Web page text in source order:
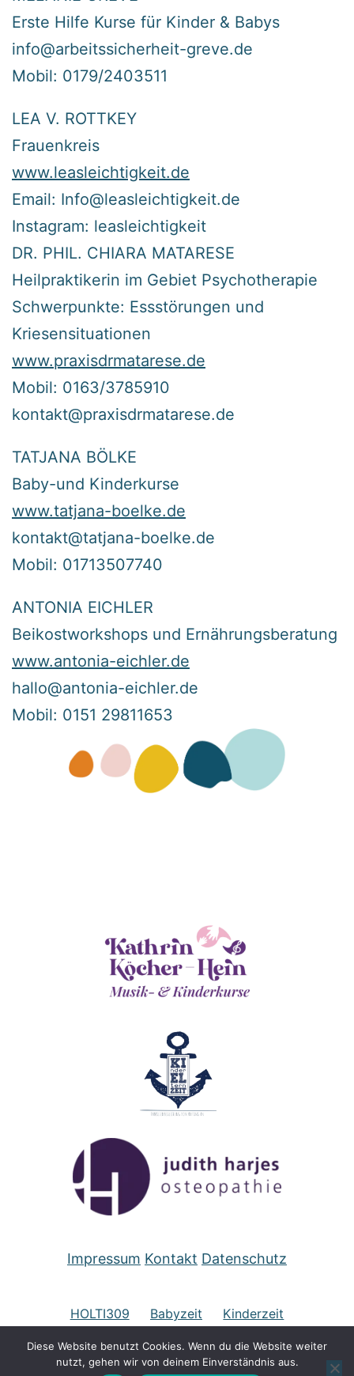
Erste Hilfe Kurse für Kinder & Babys
info@arbeitssicherheit-greve.de
Mobil: 0179/2403511
LEA V. ROTTKEY
Frauenkreis
www.leasleichtigkeit.de
Email: Info@leasleichtigkeit.de
Instagram: leasleichtigkeit
DR. PHIL. CHIARA MATARESE
Heilpraktikerin im Gebiet Psychotherapie
Schwerpunkte: Essstörungen und
Kriesensituationen
www.praxisdrmatarese.de
Mobil: 0163/3785910
kontakt@praxisdrmatarese.de
TATJANA BÖLKE
Baby-und Kinderkurse
www.tatjana-boelke.de
kontakt@tatjana-boelke.de
Mobil: 01713507740
ANTONIA EICHLER
Beikostworkshops und Ernährungsberatung
www.antonia-eichler.de
hallo@antonia-eichler.de
Mobil: 0151 29811653
Impressum Kontakt Datenschutz
HOLTI309 Babyzeit Kinderzeit
Kurse für Erwachsene Therapie Beratung
Diese Website benutzt Cookies. Wenn du die Website weiter
nutzt, gehen wir von deinem Einverständnis aus.